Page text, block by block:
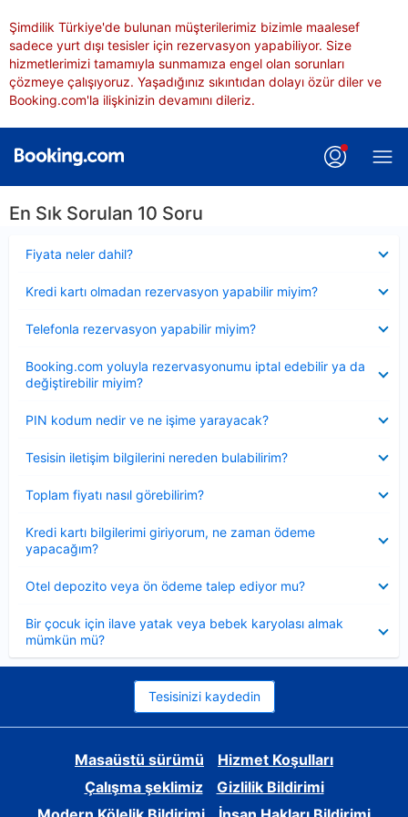
Şimdilik Türkiye'de bulunan müşterilerimiz bizimle maalesef
sadece yurt dışı tesisler için rezervasyon yapabiliyor. Size
hizmetlerimizi tamamıyla sunmamıza engel olan sorunları
çözmeye çalışıyoruz. Yaşadığınız sıkıntıdan dolayı özür diler ve
Booking.com'la ilişkinizin devamını dileriz.
En Sık Sorulan 10 Soru
Fiyata neler dahil?
Kredi kartı olmadan rezervasyon yapabilir miyim?
Telefonla rezervasyon yapabilir miyim?
Booking.com yoluyla rezervasyonumu iptal edebilir ya da
değiştirebilir miyim?
PIN kodum nedir ve ne işime yarayacak?
Tesisin iletişim bilgilerini nereden bulabilirim?
Toplam fiyatı nasıl görebilirim?
Kredi kartı bilgilerimi giriyorum, ne zaman ödeme
yapacağım?
Otel depozito veya ön ödeme talep ediyor mu?
Bir çocuk için ilave yatak veya bebek karyolası almak
mümkün mü?
Tesisinizi kaydedin
Masaüstü sürümü
Hizmet Koşulları
Çalışma şeklimiz
Gizlilik Bildirimi